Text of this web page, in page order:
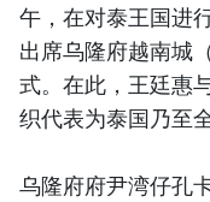
午，在对泰王国进
出席乌隆府越南城
式。在此，王廷惠
织代表为泰国乃至
乌隆府府尹湾仔孔